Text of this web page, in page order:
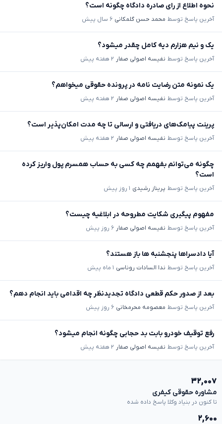
نحوه اطلاع از رای صادره دادگاه چگونه است؟
آخرین پاسخ توسط محمد حسن گلمکانی ۶ سال پیش
یک و نیم هزارم دیه کامل چقدر میشود؟
آخرین پاسخ توسط نفیسه اصولی صفار ۲ هفته پیش
یک نمونه متن رضایت نامه در پرونده حقوقی میخواهم؟
آخرین پاسخ توسط نفیسه اصولی صفار ۲ هفته پیش
پرینت پیامک‌های دریافتی و ارسالی تا چه مدت امکان‌پذیر است؟
آخرین پاسخ توسط نفیسه اصولی صفار ۲ هفته پیش
چگونه می‌توانم بفهمم چه کسی به حساب همسرم پول واریز کرده
است؟
آخرین پاسخ توسط پریناز رشیدی ۱ روز پیش
مفهوم پیگیری شکایت مطروحه در ابلاغیه چیست؟
آخرین پاسخ توسط نفیسه اصولی صفار ۶ روز پیش
آیا دادسراها پنجشنبه ها باز هستند؟
آخرین پاسخ توسط ندا السادات روناسی ۱ ماه پیش
بعد از صدور حکم قطعی دادگاه تجدیدنظر چه اقدامی باید انجام دهم؟
آخرین پاسخ توسط معصومه محرمخانی ۶ روز پیش
رفع توقیف خودرو بابت بد حجابی چگونه انجام میشود؟
آخرین پاسخ توسط نفیسه اصولی صفار ۲ هفته پیش
۳۲,۰۰۷
مشاوره حقوقی کیفری
تا کنون در بنیاد وکلا پاسخ داده شده
۲,۶۰۰